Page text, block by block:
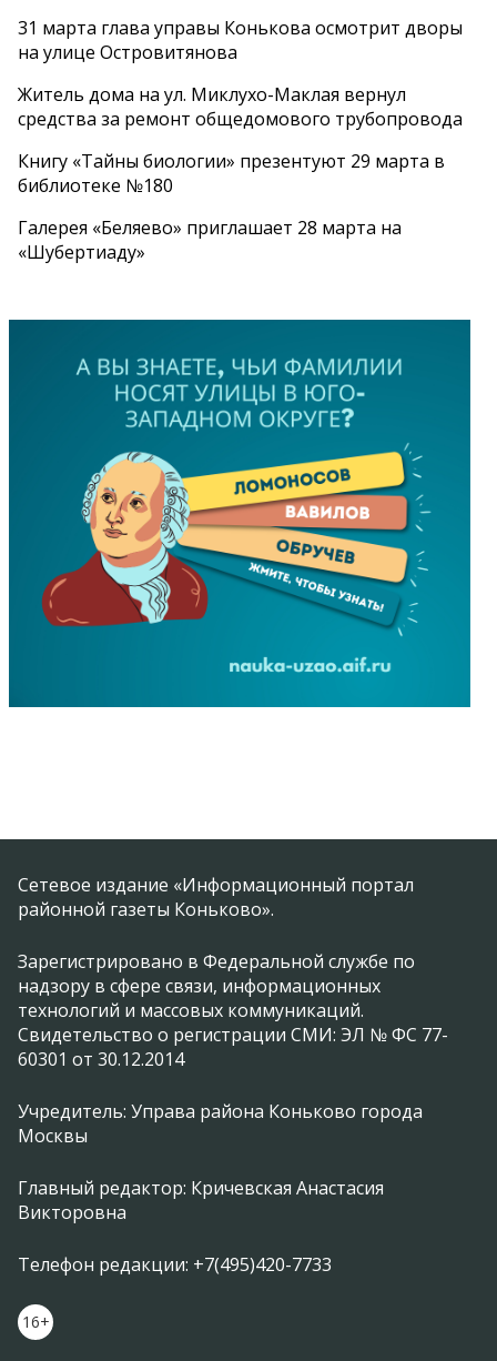
31 марта глава управы Конькова осмотрит дворы
на улице Островитянова
Житель дома на ул. Миклухо-Маклая вернул
средства за ремонт общедомового трубопровода
Книгу «Тайны биологии» презентуют 29 марта в
библиотеке №180
Галерея «Беляево» приглашает 28 марта на
«Шубертиаду»
Сетевое издание «Информационный портал
районной газеты Коньково».
Зарегистрировано в Федеральной службе по
надзору в сфере связи, информационных
технологий и массовых коммуникаций.
Свидетельство о регистрации СМИ: ЭЛ № ФС 77-
60301 от 30.12.2014
Учредитель: Управа района Коньково города
Москвы
Главный редактор: Кричевская Анастасия
Викторовна
Телефон редакции: +7(495)420-7733
16+